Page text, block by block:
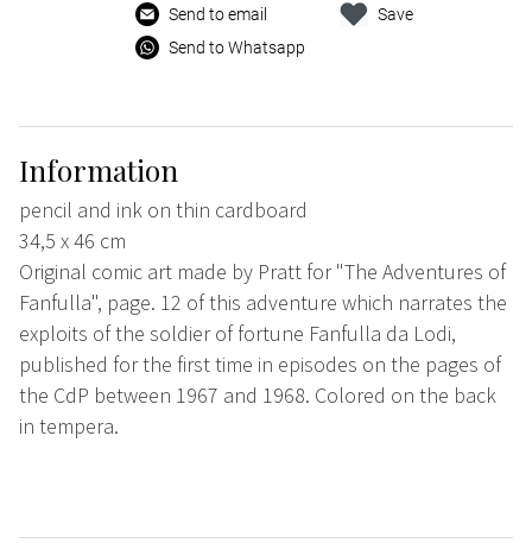
Send to email
Send to Whatsapp
Save
Information
pencil and ink on thin cardboard
34,5 x 46 cm
Original comic art made by Pratt for "The Adventures of
Fanfulla", page. 12 of this adventure which narrates the
exploits of the soldier of fortune Fanfulla da Lodi,
published for the first time in episodes on the pages of
the CdP between 1967 and 1968. Colored on the back
in tempera.